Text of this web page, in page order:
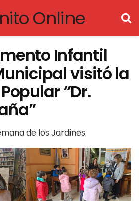
Infantil
visitó la
“Dr.
de los Jardines.